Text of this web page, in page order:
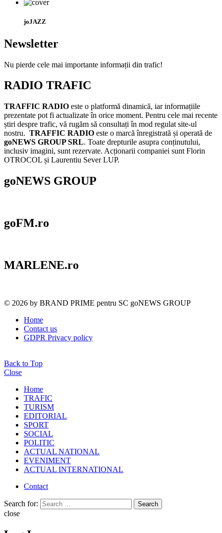
joJAZZ
Newsletter
Nu pierde cele mai importante informații din trafic!
RADIO TRAFIC
TRAFFIC RADIO este o platformă dinamică, iar informațiile
prezentate pot fi actualizate în orice moment. Pentru cele mai recente
știri despre trafic, vă rugăm să consultați în mod regulat site-ul
nostru. TRAFFIC RADIO este o marcă înregistrată și operată de
goNEWS GROUP SRL. Toate drepturile asupra conținutului,
inclusiv imagini, sunt rezervate. Acționarii companiei sunt Florin
OTROCOL și Laurentiu Sever LUP.
goNEWS GROUP
goFM.ro
MARLENE.ro
© 2026 by BRAND PRIME pentru SC goNEWS GROUP
Home
Contact us
GDPR Privacy policy
Back to Top
Close
Home
TRAFIC
TURISM
EDITORIAL
SPORT
SOCIAL
POLITIC
ACTUAL NATIONAL
EVENIMENT
ACTUAL INTERNATIONAL
Contact
Search for: Search
close